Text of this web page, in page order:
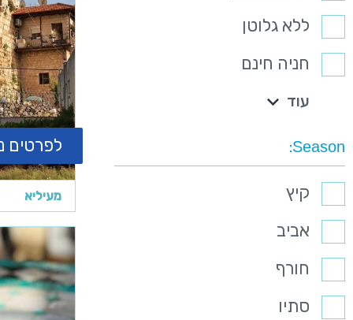
ללא גלוטן
חניה חינם
עוד
Season
קיץ
אביב
חורף
סתיו
לפרטים
מעיליא